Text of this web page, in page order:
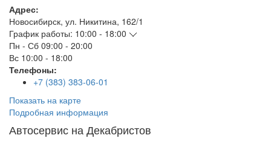
Адрес:
Новосибирск, ул. Никитина, 162/1
График работы: 10:00 - 18:00
Пн - Сб 09:00 - 20:00
Вс 10:00 - 18:00
Телефоны:
+7 (383) 383-06-01
Показать на карте
Подробная информация
Автосервис на Декабристов